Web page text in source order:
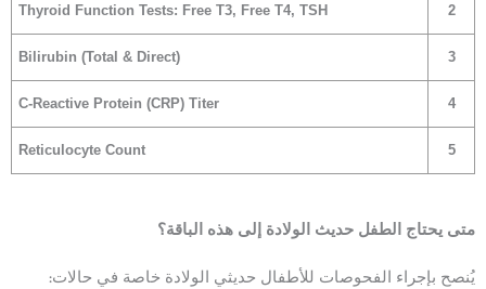
2
Thyroid Function Tests: Free T3, Free T4, TSH
3
Bilirubin (Total & Direct)
4
C-Reactive Protein (CRP) Titer
5
Reticulocyte Count
متى يحتاج الطفل حديث الولادة إلى هذه الباقة؟
يُنصح بإجراء الفحوصات للأطفال حديثي الولادة خاصة في حالات: